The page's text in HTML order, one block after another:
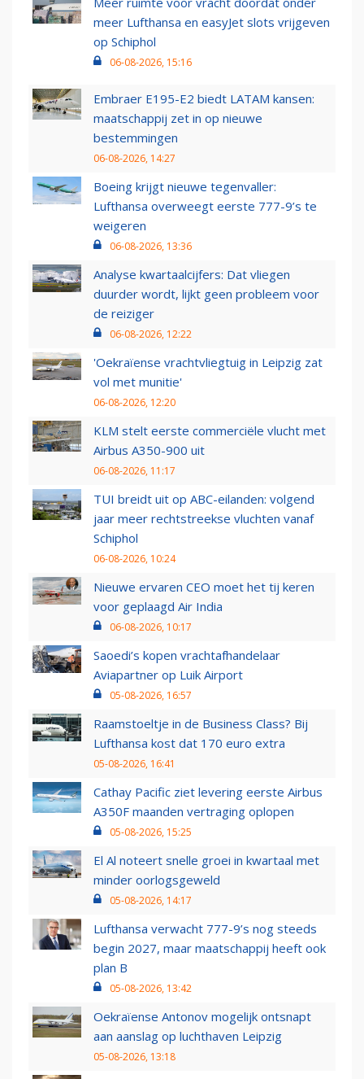
meer Lufthansa en easyJet slots vrijgeven
op Schiphol
06-08-2026, 15:16
Embraer E195-E2 biedt LATAM kansen:
maatschappij zet in op nieuwe
bestemmingen
06-08-2026, 14:27
Boeing krijgt nieuwe tegenvaller:
Lufthansa overweegt eerste 777-9’s te
weigeren
06-08-2026, 13:36
Analyse kwartaalcijfers: Dat vliegen
duurder wordt, lijkt geen probleem voor
de reiziger
06-08-2026, 12:22
'Oekraïense vrachtvliegtuig in Leipzig zat
vol met munitie'
06-08-2026, 12:20
KLM stelt eerste commerciële vlucht met
Airbus A350-900 uit
06-08-2026, 11:17
TUI breidt uit op ABC-eilanden: volgend
jaar meer rechtstreekse vluchten vanaf
Schiphol
06-08-2026, 10:24
Nieuwe ervaren CEO moet het tij keren
voor geplaagd Air India
06-08-2026, 10:17
Saoedi’s kopen vrachtafhandelaar
Aviapartner op Luik Airport
05-08-2026, 16:57
Raamstoeltje in de Business Class? Bij
Lufthansa kost dat 170 euro extra
05-08-2026, 16:41
Cathay Pacific ziet levering eerste Airbus
A350F maanden vertraging oplopen
05-08-2026, 15:25
El Al noteert snelle groei in kwartaal met
minder oorlogsgeweld
05-08-2026, 14:17
Lufthansa verwacht 777-9’s nog steeds
begin 2027, maar maatschappij heeft ook
plan B
05-08-2026, 13:42
Oekraïense Antonov mogelijk ontsnapt
aan aanslag op luchthaven Leipzig
05-08-2026, 13:18